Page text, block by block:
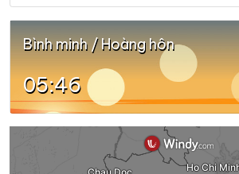
Bình minh / Hoàng hôn
05:46